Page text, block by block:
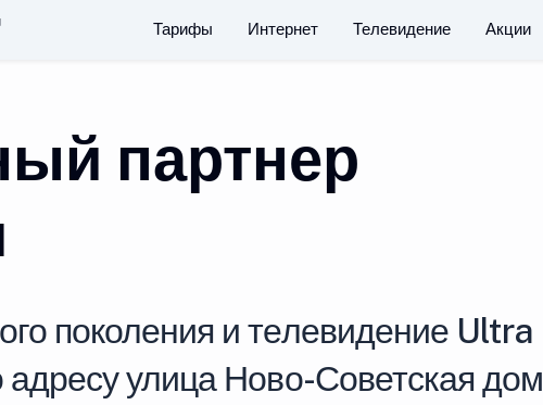
Тарифы Интернет Телевидение Акции
партнер
поколения и телевидение Ultra
адресу улица Ново-Советская дом